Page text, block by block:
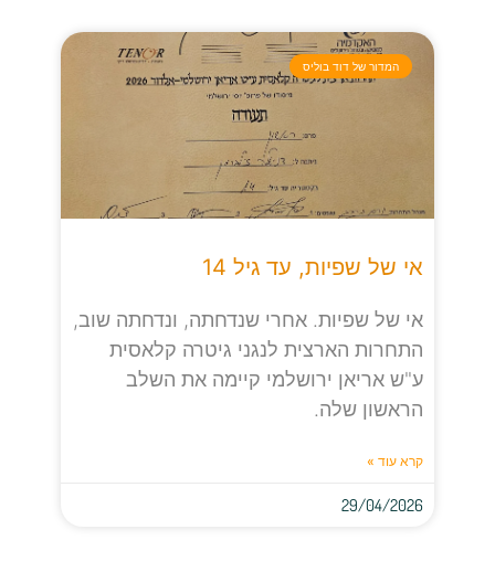
המדור של דוד בוליס
אי של שפיות, עד גיל 14
אי של שפיות. אחרי שנדחתה, ונדחתה שוב,
התחרות הארצית לנגני גיטרה קלאסית
ע"ש אריאן ירושלמי קיימה את השלב
הראשון שלה.
קרא עוד »
29/04/2026